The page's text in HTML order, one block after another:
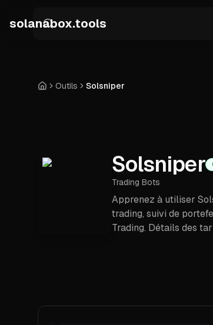
solanabox.tools
AccueilOutils Solsniper
Solsniper
Trading Bots
Apprenez à utiliser
trading, suivi de
Trading. Détails des